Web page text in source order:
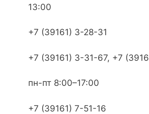
13:00
+7 (39161) 3-28-31
+7 (39161) 3-31-67, +7
пн-пт 8:00–17:00
+7 (39161) 7-51-16